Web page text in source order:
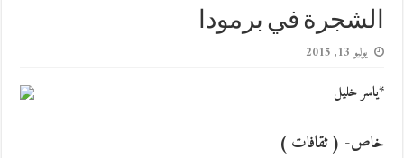
الشجرة في برمودا
يوليو 13, 2015
*ياسر خليل
خاص- ( ثقافات )